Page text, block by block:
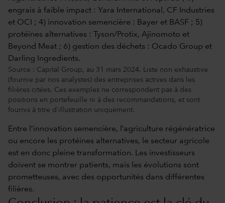
Source : Capital Group, au 31 mars 2024. Liste non exhaustive
(fournie par nos analystes) des entreprises actives dans les
filières citées. Ces exemples ne correspondent pas à des
positions en portefeuille ni à des recommandations, et sont
fournis à titre d’illustration uniquement.
Entre l’innovation semencière, l’agriculture régénératrice
ou encore les protéines alternatives, le secteur agricole
est en donc pleine transformation. Les investisseurs
doivent se montrer patients, mais les évolutions sont
prometteuses, avec des opportunités dans différentes
filières.